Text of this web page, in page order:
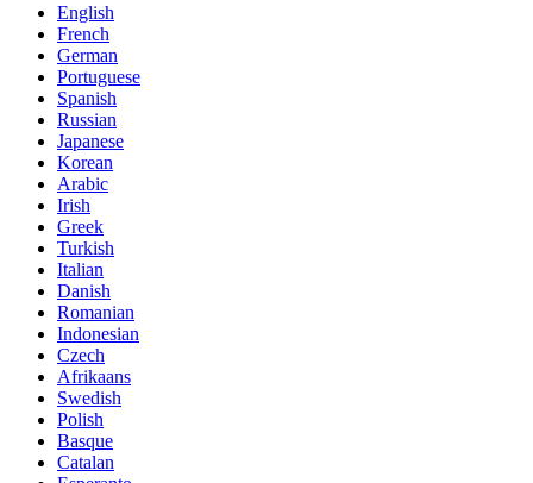
English
French
German
Portuguese
Spanish
Russian
Japanese
Korean
Arabic
Irish
Greek
Turkish
Italian
Danish
Romanian
Indonesian
Czech
Afrikaans
Swedish
Polish
Basque
Catalan